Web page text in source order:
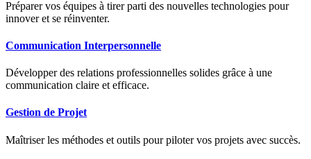
Préparer vos équipes à tirer parti des nouvelles technologies pour
innover et se réinventer.
Communication Interpersonnelle
Développer des relations professionnelles solides grâce à une
communication claire et efficace.
Gestion de Projet
Maîtriser les méthodes et outils pour piloter vos projets avec succès.